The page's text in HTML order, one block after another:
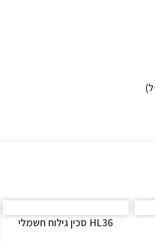
HL36 סכין גילוח חשמלי